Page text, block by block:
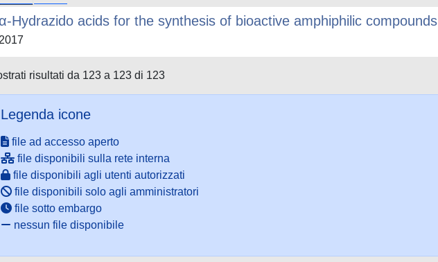
Hydrazido acids for the synthesis of bioactive amphiphilic compounds
2017
risultati da 123 a 123 di 123
Legenda icone
file ad accesso aperto
file disponibili sulla rete interna
file disponibili agli utenti autorizzati
file disponibili solo agli amministratori
file sotto embargo
nessun file disponibile